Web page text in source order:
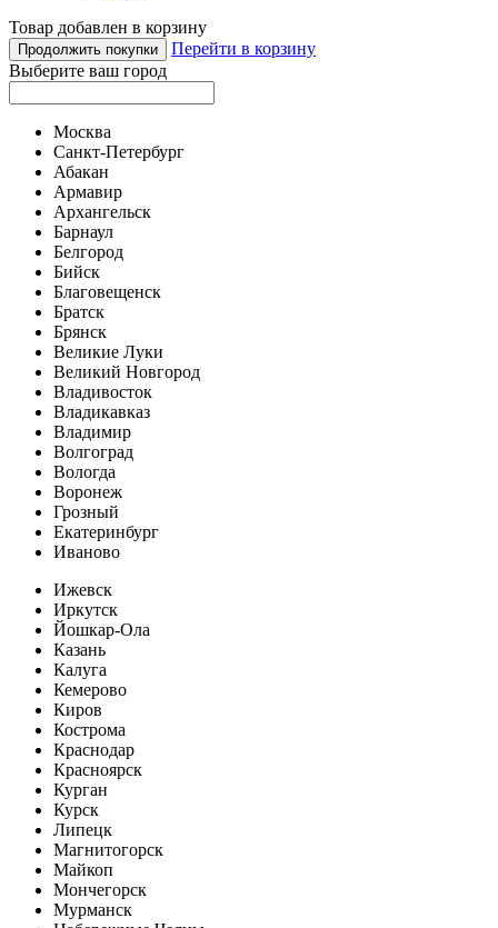
Товар добавлен в корзину
Продолжить покупки
Перейти в корзину
Выберите ваш город
Москва
Санкт-Петербург
Абакан
Армавир
Архангельск
Барнаул
Белгород
Бийск
Благовещенск
Братск
Брянск
Великие Луки
Великий Новгород
Владивосток
Владикавказ
Владимир
Волгоград
Вологда
Воронеж
Грозный
Екатеринбург
Иваново
Ижевск
Иркутск
Йошкар-Ола
Казань
Калуга
Кемерово
Киров
Кострома
Краснодар
Красноярск
Курган
Курск
Липецк
Магнитогорск
Майкоп
Мончегорск
Мурманск